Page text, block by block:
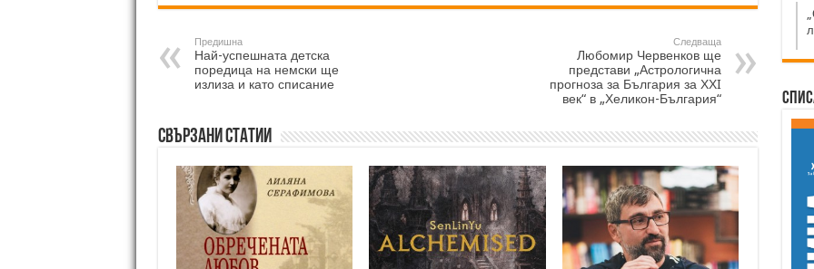
Предишна
Най-успешната детска
поредица на немски ще
излиза и като списание
Следваща
Любомир Червенков ще
представи „Астрологична
прогноза за България за ХХI
век“ в „Хеликон-България“
Свързани статии